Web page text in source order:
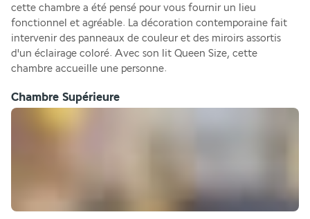
cette chambre a été pensé pour vous fournir un lieu
fonctionnel et agréable. La décoration contemporaine fait
intervenir des panneaux de couleur et des miroirs assortis
d'un éclairage coloré. Avec son lit Queen Size, cette
chambre accueille une personne.
Chambre Supérieure